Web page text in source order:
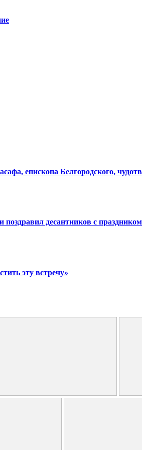
епископа Белгородского,
десантников с праздником
эту встречу»